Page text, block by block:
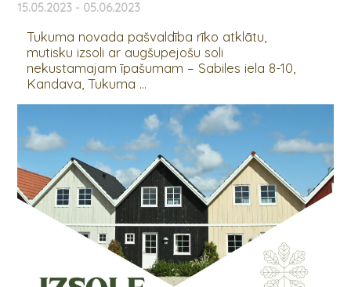
15.05.2023 - 05.06.2023
Tukuma novada pašvaldība rīko atklātu,
mutisku izsoli ar augšupejošu soli
nekustamajam īpašumam – Sabiles iela 8-10,
Kandava, Tukuma ...